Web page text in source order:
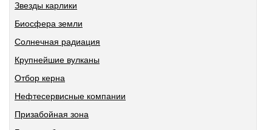
Звезды карлики
Биосфера земли
Солнечная радиация
Крупнейшие вулканы
Отбор керна
Нефтесервисные компании
Призабойная зона